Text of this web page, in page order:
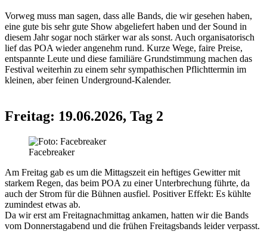
Vorweg muss man sagen, dass alle Bands, die wir gesehen haben,
eine gute bis sehr gute Show abgeliefert haben und der Sound in
diesem Jahr sogar noch stärker war als sonst. Auch organisatorisch
lief das POA wieder angenehm rund. Kurze Wege, faire Preise,
entspannte Leute und diese familiäre Grundstimmung machen das
Festival weiterhin zu einem sehr sympathischen Pflichttermin im
kleinen, aber feinen Underground-Kalender.
Freitag: 19.06.2026, Tag 2
Facebreaker
Am Freitag gab es um die Mittagszeit ein heftiges Gewitter mit
starkem Regen, das beim POA zu einer Unterbrechung führte, da
auch der Strom für die Bühnen ausfiel. Positiver Effekt: Es kühlte
zumindest etwas ab.
Da wir erst am Freitagnachmittag ankamen, hatten wir die Bands
vom Donnerstagabend und die frühen Freitagsbands leider verpasst.